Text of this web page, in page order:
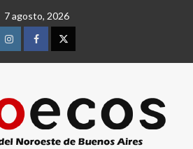
7 agosto, 2026
InstagramFacebookTwitter